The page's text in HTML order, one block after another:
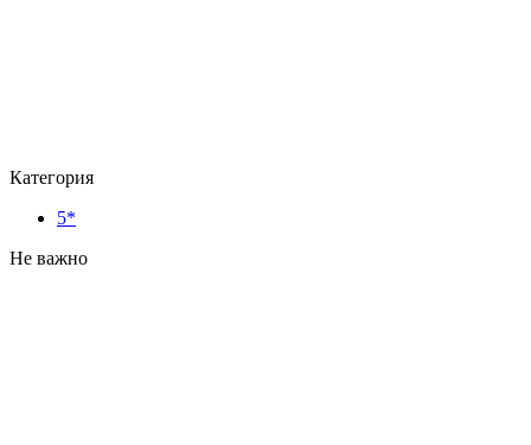
Категория
5*
Не важно